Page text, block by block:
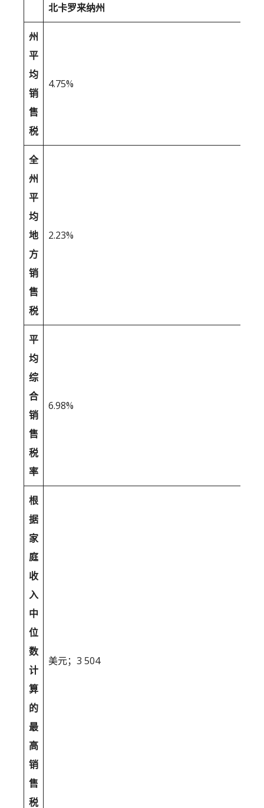
北卡罗来纳州
州
平
均
销
售
税
4.75%
全
州
平
均
地
方
销
售
税
2.23%
平
均
综
合
销
售
税
率
6.98%
根
据
家
庭
收
入
中
位
数
计
算
的
最
高
销
售
税
美元；3 504